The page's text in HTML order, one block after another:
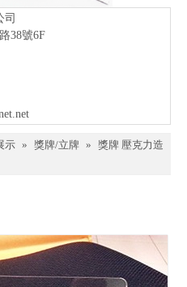
38號6F
示 » 獎牌/立牌 » 獎牌 壓克力造